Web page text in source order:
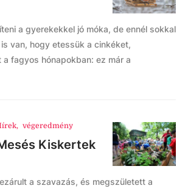
a gyerekekkel jó móka, de ennél sokkal
van, hogy etessük a cinkéket,
fagyos hónapokban: ez már a
, végeredmény
Kiskertek
a szavazás, és megszületett a